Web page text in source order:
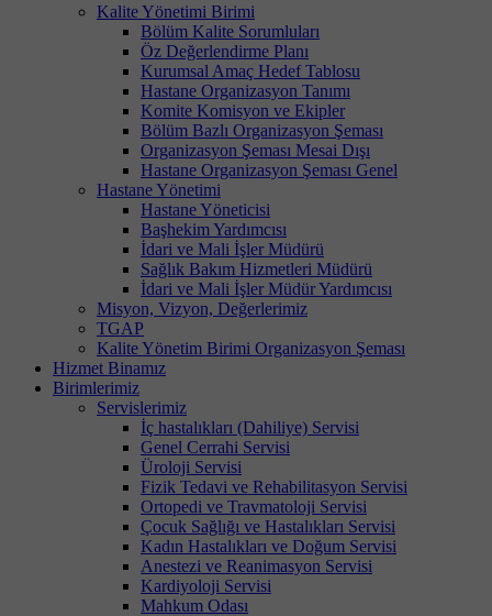
Kalite Yönetimi Birimi
Bölüm Kalite Sorumluları
Öz Değerlendirme Planı
Kurumsal Amaç Hedef Tablosu
Hastane Organizasyon Tanımı
Komite Komisyon ve Ekipler
Bölüm Bazlı Organizasyon Şeması
Organizasyon Şeması Mesai Dışı
Hastane Organizasyon Şeması Genel
Hastane Yönetimi
Hastane Yöneticisi
Başhekim Yardımcısı
İdari ve Mali İşler Müdürü
Sağlık Bakım Hizmetleri Müdürü
İdari ve Mali İşler Müdür Yardımcısı
Misyon, Vizyon, Değerlerimiz
TGAP
Kalite Yönetim Birimi Organizasyon Şeması
Hizmet Binamız
Birimlerimiz
Servislerimiz
İç hastalıkları (Dahiliye) Servisi
Genel Cerrahi Servisi
Üroloji Servisi
Fizik Tedavi ve Rehabilitasyon Servisi
Ortopedi ve Travmatoloji Servisi
Çocuk Sağlığı ve Hastalıkları Servisi
Kadın Hastalıkları ve Doğum Servisi
Anestezi ve Reanimasyon Servisi
Kardiyoloji Servisi
Mahkum Odası